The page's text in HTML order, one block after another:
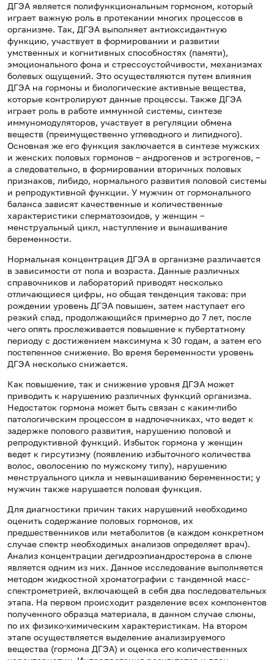
ДГЭА является полифункциональным гормоном, который
играет важную роль в протекании многих процессов в
организме. Так, ДГЭА выполняет антиоксидантную
функцию, участвует в формировании и развитии
умственных и когнитивных способностях (памяти),
эмоционального фона и стрессоустойчивости, механизмах
болевых ощущений. Это осуществляются путем влияния
ДГЭА на гормоны и биологические активные вещества,
которые контролируют данные процессы. Также ДГЭА
играет роль в работе иммунной системы, синтезе
иммуномодуляторов, участвует в регуляции обмена
веществ (преимущественно углеводного и липидного).
Основная же его функция заключается в синтезе мужских
и женских половых гормонов – андрогенов и эстрогенов, –
а следовательно, в формировании вторичных половых
признаков, либидо, нормального развития половой системы
и репродуктивной функции. У мужчин от гормонального
баланса зависят качественные и количественные
характеристики сперматозоидов, у женщин –
менструальный цикл, наступление и вынашивание
беременности.
Нормальная концентрация ДГЭА в организме различается
в зависимости от пола и возраста. Данные различных
справочников и лабораторий приводят несколько
отличающиеся цифры, но общая тенденция такова: при
рождении уровень ДГЭА повышен, затем наступает его
резкий спад, продолжающийся примерно до 7 лет, после
чего опять прослеживается повышение к пубертатному
периоду с достижением максимума к 30 годам, а затем его
постепенное снижение. Во время беременности уровень
ДГЭА несколько снижается.
Как повышение, так и снижение уровня ДГЭА может
приводить к нарушению различных функций организма.
Недостаток гормона может быть связан с каким-либо
патологическим процессом в надпочечниках, что ведет к
задержке полового развития, нарушению половой и
репродуктивной функций. Избыток гормона у женщин
ведет к гирсутизму (появлению избыточного количества
волос, оволосению по мужскому типу), нарушению
менструального цикла и невынашиванию беременности; у
мужчин также нарушается половая функция.
Для диагностики причин таких нарушений необходимо
оценить содержание половых гормонов, их
предшественников или метаболитов (в каждом конкретном
случае спектр необходимых анализов определяет врач).
Анализ концентрации дегидроэпиандростерона в слюне
является одним из них. Данное исследование выполняется
методом жидкостной хроматографии с тандемной масс-
спектрометрией, включающей в себя два последовательных
этапа. На первом происходит разделение всех компонентов
полученного образца материала, в данном случае слюны,
по их физико-химическим характеристикам. На втором
этапе осуществляется выделение анализируемого
вещества (гормона ДГЭА) и оценка его количественных